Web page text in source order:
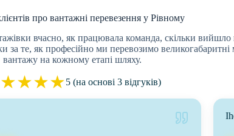
про вантажні перевезення у Рівному
вчасно, як працювала команда, скільки
те, як професійно ми перевозимо великогабаритні
вантажу на кожному етапі шляху.
★★★★5 (на основі 3 відгуків)